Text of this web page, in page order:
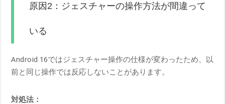
原因2：ジェスチャーの操作方法が間違って
いる
Android 16ではジェスチャー操作の仕様が変わったため、以
前と同じ操作では反応しないことがあります。
対処法：